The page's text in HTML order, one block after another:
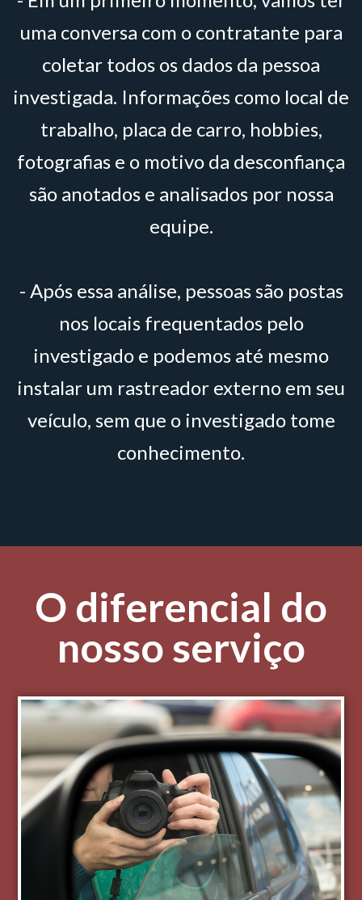
uma conversa com o contratante para
coletar todos os dados da pessoa
investigada. Informações como local de
trabalho, placa de carro, hobbies,
fotografias e o motivo da desconfiança
são anotados e analisados por nossa
equipe.
- Após essa análise, pessoas são postas
nos locais frequentados pelo
investigado e podemos até mesmo
instalar um rastreador externo em seu
veículo, sem que o investigado tome
conhecimento.
O diferencial do
nosso serviço